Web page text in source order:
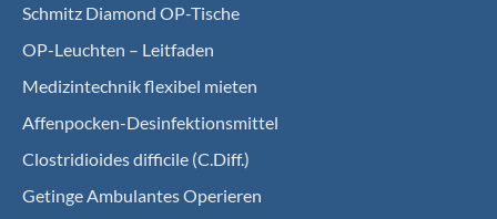
Schmitz Diamond OP-Tische
OP-Leuchten – Leitfaden
Medizintechnik flexibel mieten
Affenpocken-Desinfektionsmittel
Clostridioides difficile (C.Diff.)
Getinge Ambulantes Operieren